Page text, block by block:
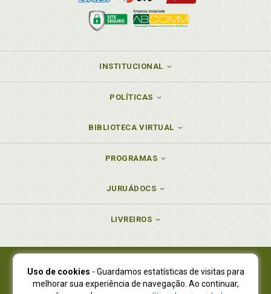
INSTITUCIONAL
POLÍTICAS
BIBLIOTECA VIRTUAL
PROGRAMAS
JURUÁDOCS
LIVREIROS
Juruá Editora Ltda., CNPJ 77.535.508/0001-19
Juruá Informática Ltda., CNPJ 01.701.561/0001-80
Uso de cookies - Guardamos estatísticas de visitas para
melhorar sua experiência de navegação. Ao continuar,